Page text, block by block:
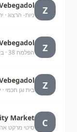
Z ניות- הרצוג ·
Z הפלמח 38 ·
Z בית וגן חכמי
C
Market
סיטי מרקט ארגמן